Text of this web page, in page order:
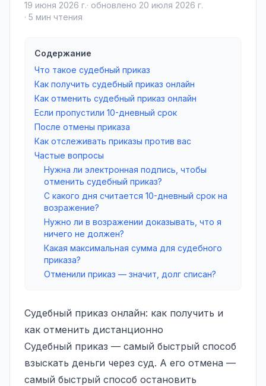
19 июня 2026 г.· обновлено 20 июля 2026 г.
· 5 мин чтения
Содержание
Что такое судебный приказ
Как получить судебный приказ онлайн
Как отменить судебный приказ онлайн
Если пропустили 10-дневный срок
После отмены приказа
Как отслеживать приказы против вас
Частые вопросы
Нужна ли электронная подпись, чтобы
отменить судебный приказ?
С какого дня считается 10-дневный срок на
возражение?
Нужно ли в возражении доказывать, что я
ничего не должен?
Какая максимальная сумма для судебного
приказа?
Отменили приказ — значит, долг списан?
Судебный приказ онлайн: как получить и
как отменить дистанционно
Судебный приказ — самый быстрый способ
взыскать деньги через суд. А его отмена —
самый быстрый способ остановить